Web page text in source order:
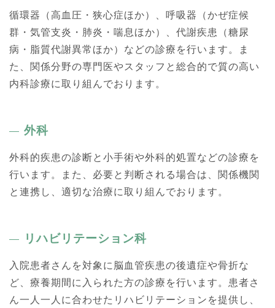
循環器（高血圧・狭心症ほか）、呼吸器（かぜ症候
群・気管支炎・肺炎・喘息ほか）、代謝疾患（糖尿
病・脂質代謝異常ほか）などの診療を行います。ま
た、関係分野の専門医やスタッフと総合的で質の高い
内科診療に取り組んでおります。
外科
外科的疾患の診断と小手術や外科的処置などの診療を
行います。また、必要と判断される場合は、関係機関
と連携し、適切な治療に取り組んでおります。
リハビリテーション科
入院患者さんを対象に脳血管疾患の後遺症や骨折な
ど、療養期間に入られた方の診療を行います。患者さ
ん一人一人に合わせたリハビリテーションを提供し、